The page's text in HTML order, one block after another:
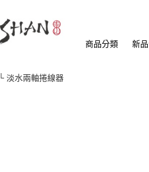
商品分類 新
└ 淡水兩軸捲線器